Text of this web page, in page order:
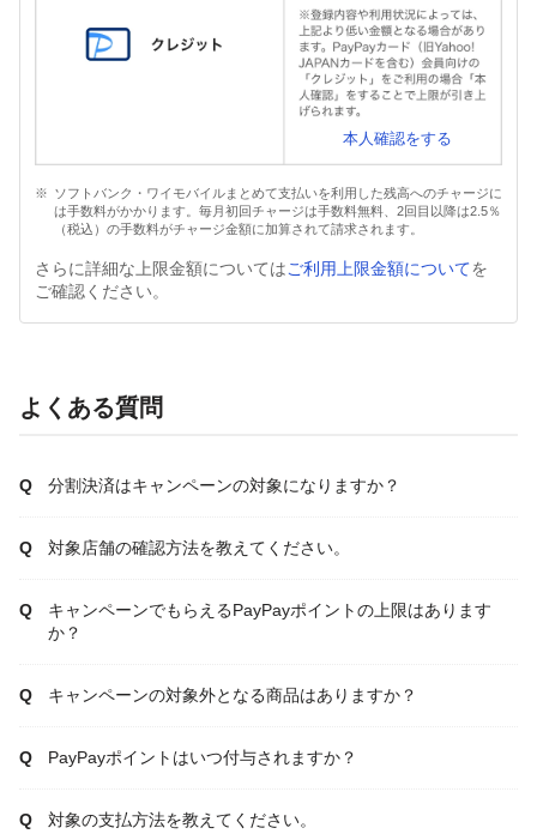
本人確認をする
ソフトバンク・ワイモバイルまとめて支払いを利用した残高へのチャージに
は手数料がかかります。毎月初回チャージは手数料無料、2回目以降は2.5％
（税込）の手数料がチャージ金額に加算されて請求されます。
さらに詳細な上限金額についてはご利用上限金額についてを
ご確認ください。
よくある質問
分割決済はキャンペーンの対象になりますか？
対象店舗の確認方法を教えてください。
キャンペーンでもらえるPayPayポイントの上限はあります
か？
キャンペーンの対象外となる商品はありますか？
PayPayポイントはいつ付与されますか？
対象の支払方法を教えてください。